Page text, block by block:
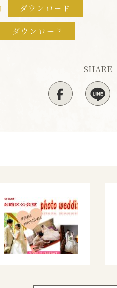
ダウンロード
ダウンロード
SHARE